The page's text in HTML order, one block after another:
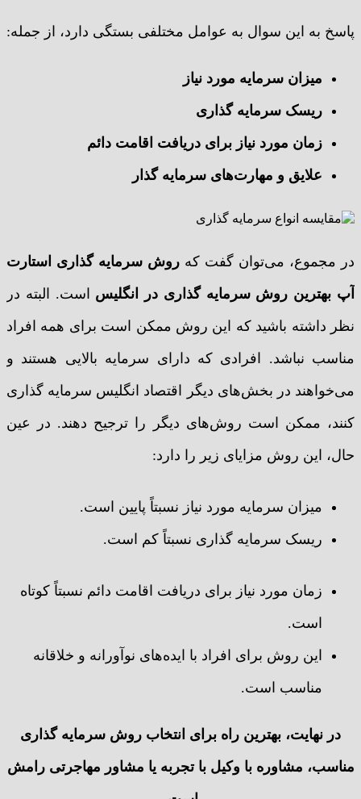
پاسخ به این سوال به عوامل مختلفی بستگی دارد، از جمله:
میزان سرمایه مورد نیاز
ریسک سرمایه گذاری
زمان مورد نیاز برای دریافت اقامت دائم
علایق و مهارت‌های سرمایه گذار
در مجموع، می‌توان گفت که روش سرمایه گذاری استارت
آپ بهترین روش سرمایه گذاری در انگلیس است. البته در
نظر داشته باشید که این روش ممکن است برای همه افراد
مناسب نباشد. افرادی که دارای سرمایه بالایی هستند و
می‌خواهند در بخش‌های دیگر اقتصاد انگلیس سرمایه گذاری
کنند، ممکن است روش‌های دیگر را ترجیح دهند. در عین
حال، این روش مزایای زیر را دارد:
میزان سرمایه مورد نیاز نسبتاً پایین است.
ریسک سرمایه گذاری نسبتاً کم است.
زمان مورد نیاز برای دریافت اقامت دائم نسبتاً کوتاه
است.
این روش برای افراد با ایده‌های نوآورانه و خلاقانه
مناسب است.
در نهایت، بهترین راه برای انتخاب روش سرمایه گذاری
مناسب، مشاوره با وکیل با تجربه یا مشاور مهاجرتی رامش